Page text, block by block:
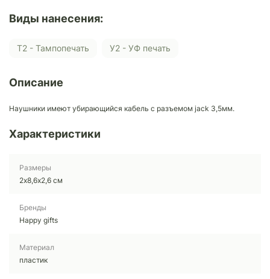
Виды нанесения:
Т2 - Тампопечать У2 - УФ печать
Описание
Наушники имеют убирающийся кабель с разъемом jack 3,5мм.
Характеристики
Размеры
2х8,6х2,6 см
Бренды
Happy gifts
Материал
пластик